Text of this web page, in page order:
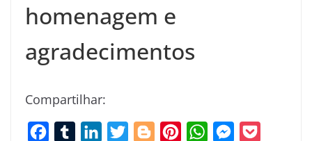
homenagem e
agradecimentos
Compartilhar:
W
M